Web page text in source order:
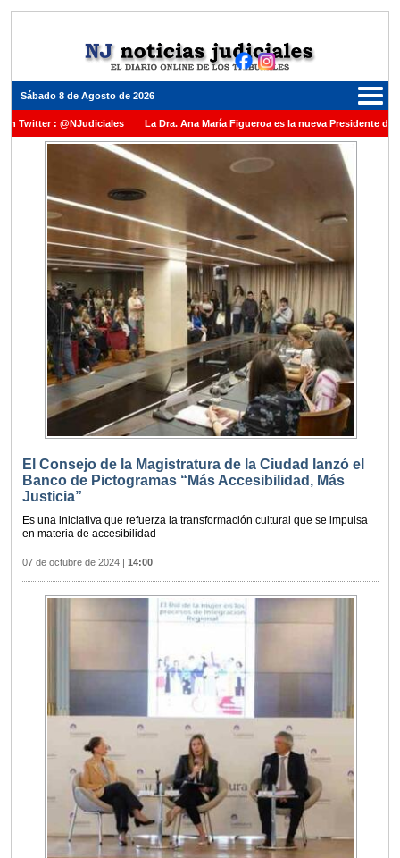
Sábado 8 de Agosto de 2026
: @NJudiciales La Dra. Ana María Figueroa es la nueva Presidente de la Cámara
medalla al Dr. Raul Zaffaroni en reconocimiento por su paso por el Alto
en la Corte Suprema de Justicia de la Nación La denuncia por
Rafecas
El Consejo de la Magistratura de la Ciudad lanzó el
Banco de Pictogramas “Más Accesibilidad, Más
Justicia”
Es una iniciativa que refuerza la transformación cultural que se impulsa
en materia de accesibilidad
07 de octubre de 2024 14:00